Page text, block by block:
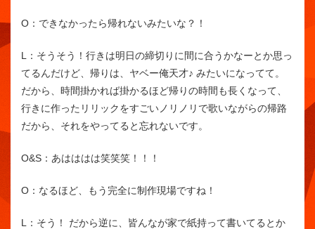
O： できなかったら帰れないみたいな？！
L： そうそう！行きは明日の締切りに間に合うかなーとか思っ
てるんだけど、帰りは、ヤベー俺天才♪ みたいになってて。
だから、時間掛かれば掛かるほど帰りの時間も長くなって、
行きに作ったリリックをすごいノリノリで歌いながらの帰路
だから、それをやってると忘れないです。
O&S： あはははは笑笑笑！！！
O： なるほど、もう完全に制作現場ですね！
L： そう！ だから逆に、皆んなが家で紙持って書いてるとか